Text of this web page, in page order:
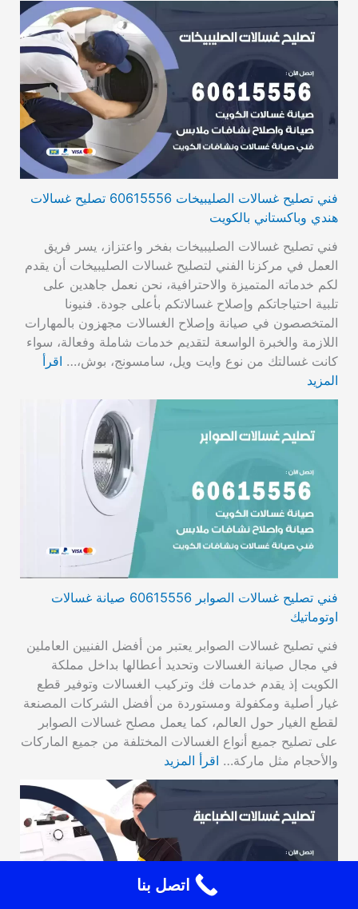
فني تصليح غسالات الصليبيخات 60615556 تصليح غسالات
هندي وباكستاني بالكويت
فني تصليح غسالات الصليبيخات بفخر واعتزاز، يسر فريق
العمل في مركزنا الفني لتصليح غسالات الصليبيخات أن يقدم
لكم خدماته المتميزة والاحترافية، نحن نعمل جاهدين على
تلبية احتياجاتكم وإصلاح غسالاتكم بأعلى جودة. فنيونا
المتخصصون في صيانة وإصلاح الغسالات مجهزون بالمهارات
اللازمة والخبرة الواسعة لتقديم خدمات شاملة وفعالة، سواء
كانت غسالتك من نوع وايت ويل، سامسونج، بوش،… اقرأ
المزيد
فني تصليح غسالات الصوابر 60615556 صيانة غسالات
اوتوماتيك
فني تصليح غسالات الصوابر يعتبر من أفضل الفنيين العاملين
في مجال صيانة الغسالات وتحديد أعطالها بداخل مملكة
الكويت إذ يقدم خدمات فك وتركيب الغسالات وتوفير قطع
غيار أصلية ومكفولة ومستوردة من أفضل الشركات المصنعة
لقطع الغيار حول العالم، كما يعمل مصلح غسالات الصوابر
على تصليح جميع أنواع الغسالات المختلفة من جميع الماركات
والأحجام مثل ماركة… اقرأ المزيد
اتصل بنا